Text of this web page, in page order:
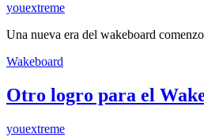
youextreme
Una nueva era del wakeboard
Wakeboard
Otro logro para el
youextreme